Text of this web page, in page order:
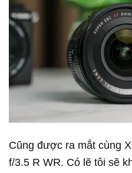
Cũng được ra mắt cùng
f/3.5 R WR. Có lẽ tôi sẽ